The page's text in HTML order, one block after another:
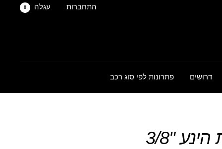
התחברות עגלה 0
דרושים פתרונות לפי סוג רכב
"3/8